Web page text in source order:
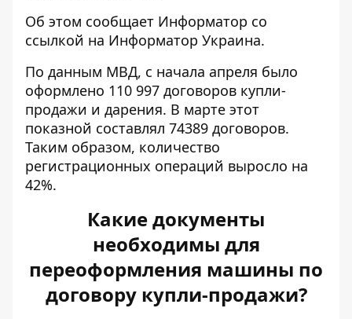
Об этом сообщает Информатор со
ссылкой на Информатор Украина.
По данным МВД, с начала апреля было
оформлено 110 997 договоров купли-
продажи и дарения. В марте этот
показной составлял 74389 договоров.
Таким образом, количество
регистрационных операций выросло на
42%.
Какие документы
необходимы для
переоформления машины по
договору купли-продажи?